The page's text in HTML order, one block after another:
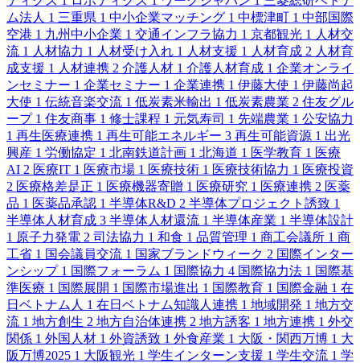
ム法人 1 三重県 1 中小企業マッチング 1 中標津町 1 中部国際
空港 1 九州中小企業 1 交通インフラ協力 1 京都観光 1 人材交
流 1 人材協力 1 人材受け入れ 1 人材支援 1 人材育成 2 人材育
成支援 1 人材連携 2 介護人材 1 介護人材育成 1 企業オンライ
ンセミナー 1 企業セミナー 1 企業連携 1 伊藤大使 1 伊藤尚起
大使 1 伝統音楽交流 1 低炭素米輸出 1 低炭素農業 2 住友グル
ープ 1 住友商事 1 修士課程 1 元気寿司 1 先端農業 1 公安協力
1 再生医療連携 1 再生可能エネルギー 3 再生可能資源 1 出光
興産 1 労働協定 1 北南鉄道計画 1 北海道 1 医学教育 1 医療
AI 2 医療IT 1 医療市場 1 医療技術 1 医療技術協力 1 医療投資
2 医療格差是正 1 医療機器寄贈 1 医療研究 1 医療連携 2 医薬
品 1 医薬品承認 1 半導体R&D 2 半導体プロジェクト誘致 1
半導体人材育成 3 半導体人材還流 1 半導体産業 1 半導体設計
1 原子力発電 2 司法協力 1 和食 1 品質管理 1 商工会議所 1 商
工省 1 国会議員交流 1 国家ブランドウィーク 2 国際インター
ンシップ 1 国際フォーラム 1 国際協力 4 国際協力法 1 国際基
準医療 1 国際展開 1 国際市場進出 1 国際教育 1 国際金融 1 在
日ベトナム人 1 在日ベトナム知識人連携 1 地域開発 1 地方交
流 1 地方創生 2 地方自治体連携 2 地方誘客 1 地方連携 1 外交
関係 1 外国人材 1 外資誘致 1 外食産業 1 大阪・関西万博 1 大
阪万博2025 1 大阪観光 1 学生インターン支援 1 学生交流 1 学